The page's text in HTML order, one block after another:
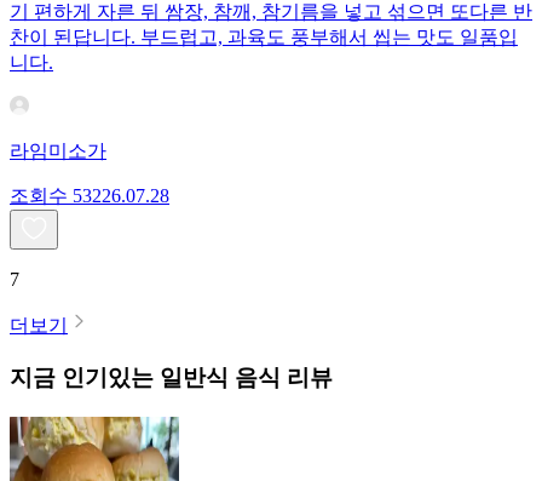
기 편하게 자른 뒤 쌈장, 참깨, 참기름을 넣고 섞으면 또다른 반
찬이 된답니다. 부드럽고, 과육도 풍부해서 씹는 맛도 일품입
니다.
라임미소가
조회수 53226.07.28
7
더보기
지금 인기있는 일반식 음식 리뷰